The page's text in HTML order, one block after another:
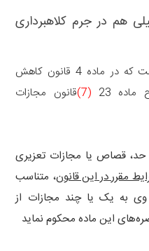
هم در جرم کلاهبرداری
و باز این نکته هم حائز اهمیت است که در ماده 4 قانون کاهش
23
(7) قانون مجازات
حد، قصاص یا مجازات تعزیری
مقرر در این قانون، متناسب
به یک یا چند مجازات از
این ماده محکوم نماید